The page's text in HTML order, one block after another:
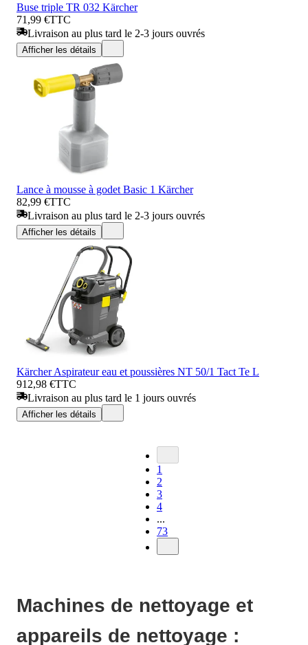
Buse triple TR 032 Kärcher
71,99 €TTC
Livraison au plus tard le 2-3 jours ouvrés
Afficher les détails
Lance à mousse à godet Basic 1 Kärcher
82,99 €TTC
Livraison au plus tard le 2-3 jours ouvrés
Afficher les détails
Kärcher Aspirateur eau et poussières NT 50/1 Tact Te L
912,98 €TTC
Livraison au plus tard le 1 jours ouvrés
Afficher les détails
1
2
3
4
...
73
Machines de nettoyage et
appareils de nettoyage :